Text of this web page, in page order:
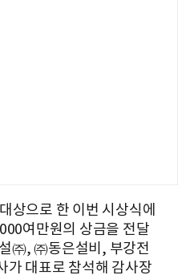
상으로 한 이번 시상식에
여만원의 상금을 전달
㈜, ㈜동은설비, 부강전
가 대표로 참석해 감사장